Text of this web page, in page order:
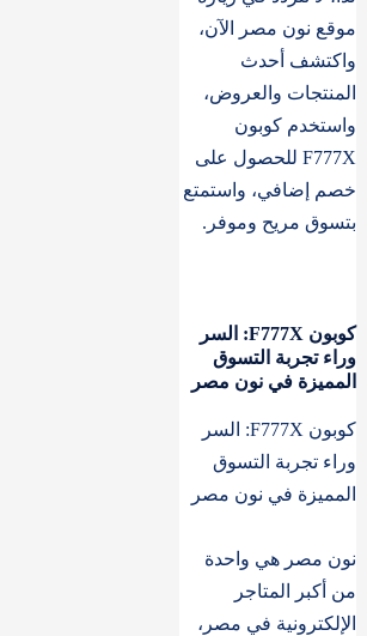
موقع نون مصر الآن،
واكتشف أحدث
المنتجات والعروض،
واستخدم كوبون
F777X للحصول على
خصم إضافي، واستمتع
بتسوق مريح وموفر.
كوبون F777X: السر
وراء تجربة التسوق
المميزة في نون مصر
كوبون F777X: السر
وراء تجربة التسوق
المميزة في نون مصر
نون مصر هي واحدة
من أكبر المتاجر
الإلكترونية في مصر،